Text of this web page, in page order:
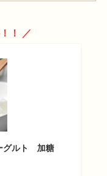
！ ／
ーグルト 加糖